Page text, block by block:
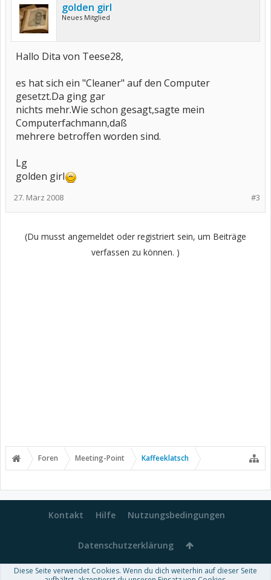
golden girl
Neues Mitglied
Hallo Dita von Teese28,
es hat sich ein "Cleaner" auf den Computer
gesetzt.Da ging gar
nichts mehr.Wie schon gesagt,sagte mein
Computerfachmann,daß
mehrere betroffen worden sind.
Lg
golden girl
#3
27. März 2008
(Du musst angemeldet oder registriert sein, um Beiträge
verfassen zu können. )
Foren Meeting-Point Kaffeeklatsch
Kontakt Hilfe Nutzungsbedingungen
Datenschutzerklärung
Diese Seite verwendet Cookies. Wenn du dich weiterhin auf dieser Seite